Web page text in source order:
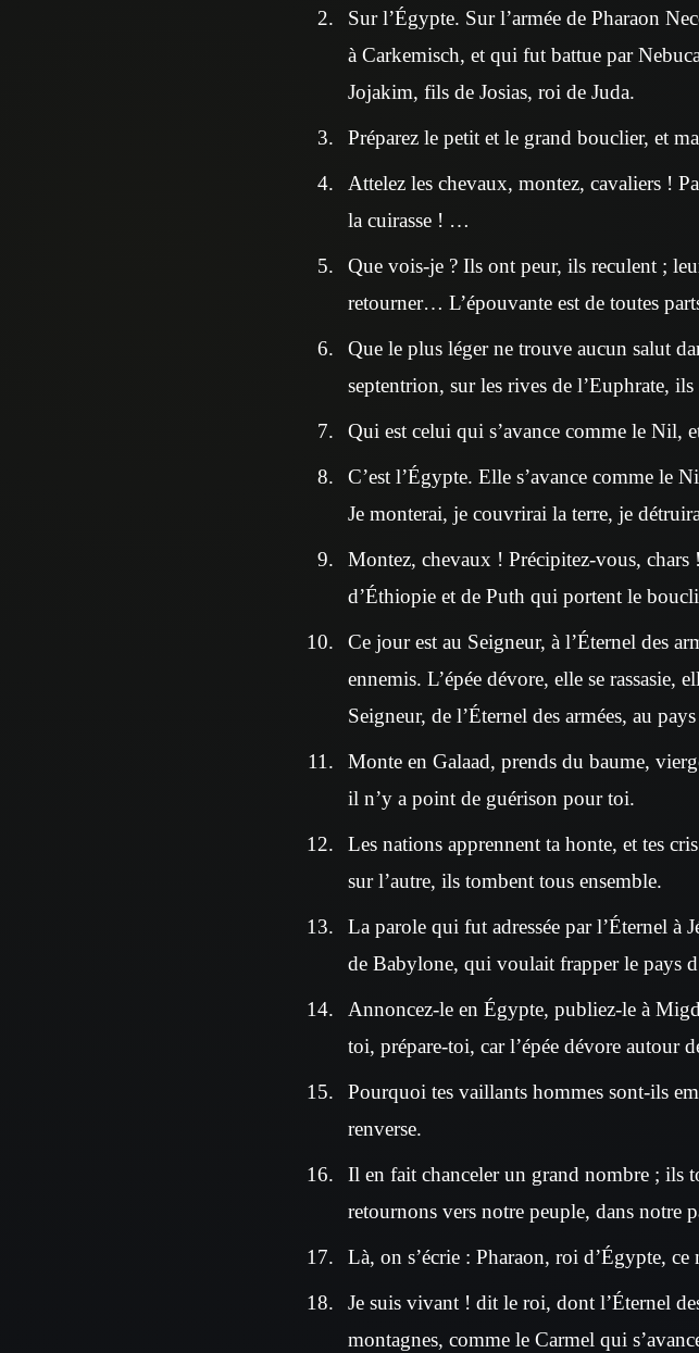
Sur l’Égypte. Sur l’armée de Pharaon
à Carkemisch, et qui fut battue par
Jojakim, fils de Josias, roi de Juda.
Préparez le petit et le grand bouclier, et
Attelez les chevaux, montez, cavaliers !
la cuirasse ! …
Que vois-je ? Ils ont peur, ils reculent ;
retourner… L’épouvante est de toutes
Que le plus léger ne trouve aucun salut
septentrion, sur les rives de l’Euphrate,
Qui est celui qui s’avance comme le Nil,
C’est l’Égypte. Elle s’avance comme le
Je monterai, je couvrirai la terre, je
Montez, chevaux ! Précipitez-vous,
d’Éthiopie et de Puth qui portent le
Ce jour est au Seigneur, à l’Éternel des
ennemis. L’épée dévore, elle se rassasie,
Seigneur, de l’Éternel des armées, au
Monte en Galaad, prends du baume,
il n’y a point de guérison pour toi.
Les nations apprennent ta honte, et tes
sur l’autre, ils tombent tous ensemble.
La parole qui fut adressée par l’Éternel à
de Babylone, qui voulait frapper le pays
Annoncez-le en Égypte, publiez-le à
toi, prépare-toi, car l’épée dévore autour
Pourquoi tes vaillants hommes sont-ils
renverse.
Il en fait chanceler un grand nombre ; ils
retournons vers notre peuple, dans notre
Là, on s’écrie : Pharaon, roi d’Égypte,
Je suis vivant ! dit le roi, dont l’Éternel
montagnes, comme le Carmel qui